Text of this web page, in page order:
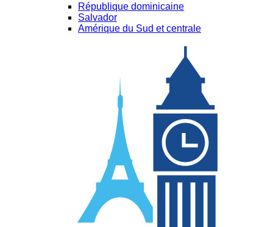
République dominicaine
Salvador
Amérique du Sud et centrale